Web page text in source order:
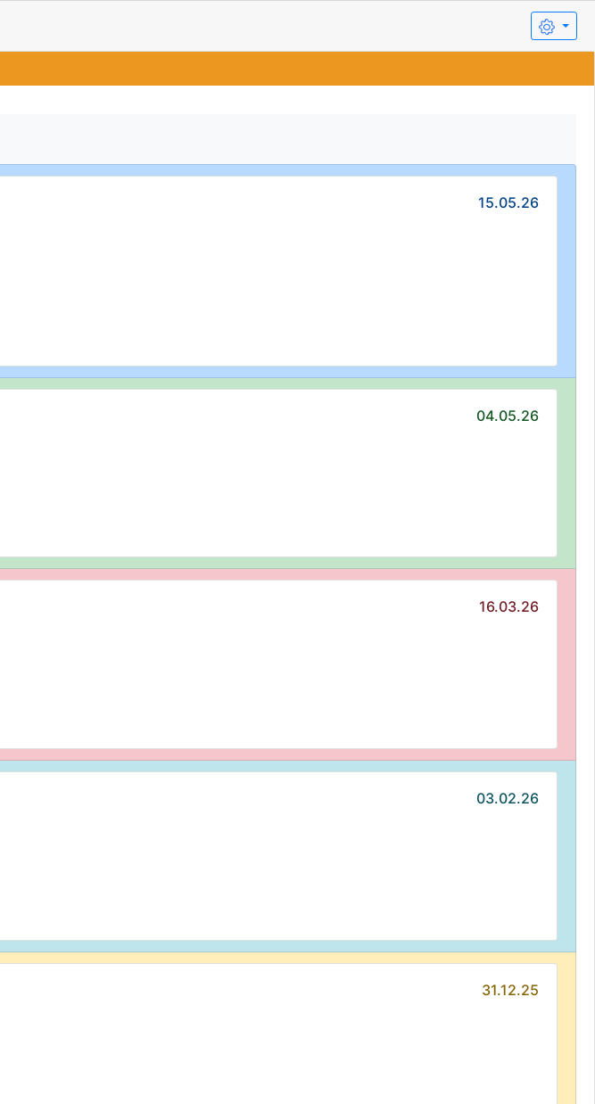
15.05.26
04.05.26
16.03.26
03.02.26
31.12.25